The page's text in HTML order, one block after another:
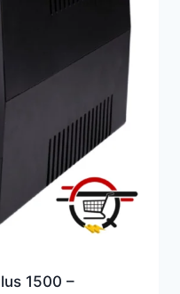
1500 –